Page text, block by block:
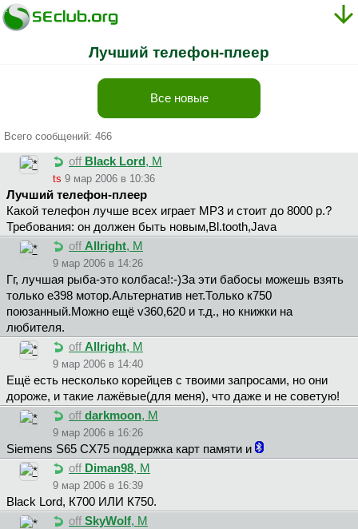
Лучший телефон-плеер
Все новые
Всего сообщений: 466
off Black Lord, М
ts 9 мар 2006 в 10:36
Лучший телефон-плеер
Какой телефон лучше всех играет MP3 и стоит до 8000 р.?
Требования: он должен быть новым,Вl.tooth,Java
off Allright, М
9 мар 2006 в 14:26
Гг, лучшая рыба-это колбаса!:-)За эти бабосы можешь взять
только е398 мотор.Альтернатив нет.Только к750
поюзанный.Можно ещё v360,620 и т.д., но книжки на
любителя.
off Allright, М
9 мар 2006 в 14:40
Ещё есть несколько корейцев с твоими запросами, но они
дороже, и такие лажёвые(для меня), что даже и не советую!
off darkmoon, М
9 мар 2006 в 16:26
Siemens S65 CX75 поддержка карт памяти и
off Diman98, М
9 мар 2006 в 16:39
Black Lord, К700 ИЛИ К750.
off SkyWolf, М